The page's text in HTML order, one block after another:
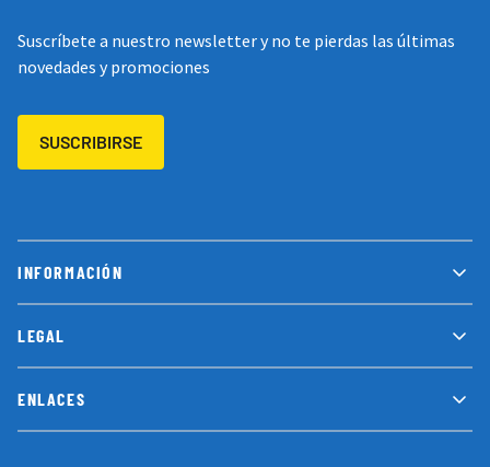
INFORMACIÓN
LEGAL
ENLACES
Suscríbete a nuestro newsletter y no te pierdas las últimas
novedades y promociones
SUSCRIBIRSE